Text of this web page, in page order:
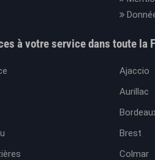
à votre service dans toute la
Ajaccio
Aurillac
Brest
Colmar